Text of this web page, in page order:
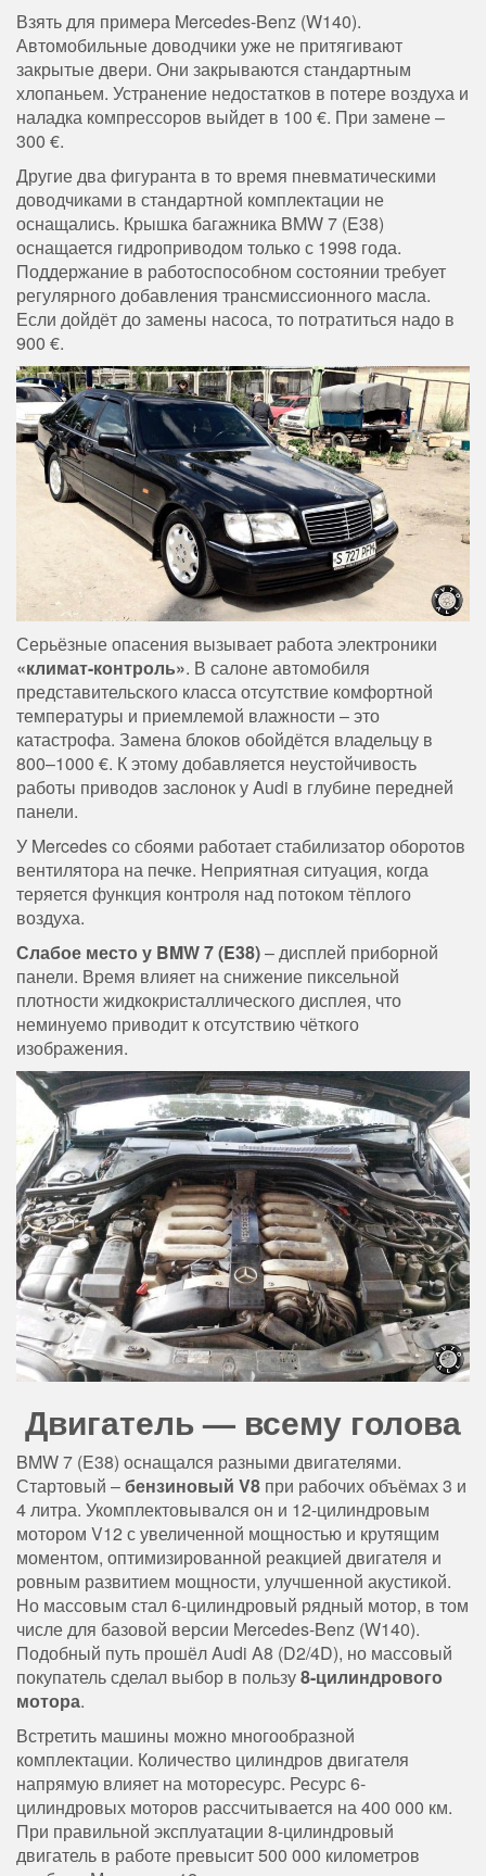
Взять для примера Mercedes-Benz (W140).
Автомобильные доводчики уже не притягивают
закрытые двери. Они закрываются стандартным
хлопаньем. Устранение недостатков в потере воздуха и
наладка компрессоров выйдет в 100 €. При замене –
300 €.
Другие два фигуранта в то время пневматическими
доводчиками в стандартной комплектации не
оснащались. Крышка багажника BMW 7 (E38)
оснащается гидроприводом только с 1998 года.
Поддержание в работоспособном состоянии требует
регулярного добавления трансмиссионного масла.
Если дойдёт до замены насоса, то потратиться надо в
900 €.
Серьёзные опасения вызывает работа электроники
«климат-контроль». В салоне автомобиля
представительского класса отсутствие комфортной
температуры и приемлемой влажности – это
катастрофа. Замена блоков обойдётся владельцу в
800–1000 €. К этому добавляется неустойчивость
работы приводов заслонок у Audi в глубине передней
панели.
У Mercedes со сбоями работает стабилизатор оборотов
вентилятора на печке. Неприятная ситуация, когда
теряется функция контроля над потоком тёплого
воздуха.
Слабое место у BMW 7 (E38)– дисплей приборной
панели. Время влияет на снижение пиксельной
плотности жидкокристаллического дисплея, что
неминуемо приводит к отсутствию чёткого
изображения.
Двигатель — всему голова
BMW 7 (E38) оснащался разными двигателями.
Стартовый –бензиновый V8 при рабочих объёмах 3 и
4 литра. Укомплектовывался он и 12-цилиндровым
мотором V12 с увеличенной мощностью и крутящим
моментом, оптимизированной реакцией двигателя и
ровным развитием мощности, улучшенной акустикой.
Но массовым стал 6-цилиндровый рядный мотор, в том
числе для базовой версии Mercedes-Benz (W140).
Подобный путь прошёл Audi A8 (D2/4D), но массовый
покупатель сделал выбор в пользу8-цилиндрового
мотора.
Встретить машины можно многообразной
комплектации. Количество цилиндров двигателя
напрямую влияет на моторесурс. Ресурс 6-
цилиндровых моторов рассчитывается на 400 000 км.
При правильной эксплуатации 8-цилиндровый
двигатель в работе превысит 500 000 километров